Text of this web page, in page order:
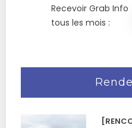
Recevoir Grab Info
tous les mois :